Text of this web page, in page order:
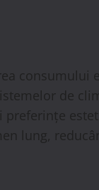
consumului
de
lung,